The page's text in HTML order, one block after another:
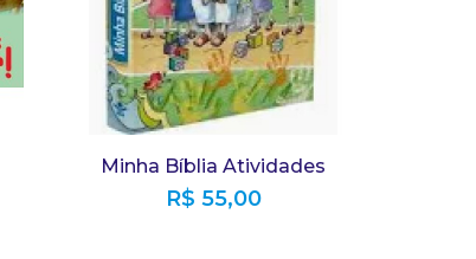
Minha Bíblia Atividades
R$ 55,00